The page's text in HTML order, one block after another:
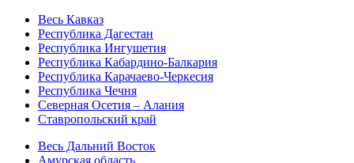
Весь Кавказ
Республика Дагестан
Республика Ингушетия
Республика Кабардино-Балкария
Республика Карачаево-Черкесия
Республика Чечня
Северная Осетия – Алания
Ставропольский край
Весь Дальний Восток
Амурская область